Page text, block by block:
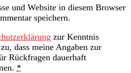
und Website in diesem Browser
speichern.
zur Kenntnis
dass meine Angaben zur
Rückfragen dauerhaft
*